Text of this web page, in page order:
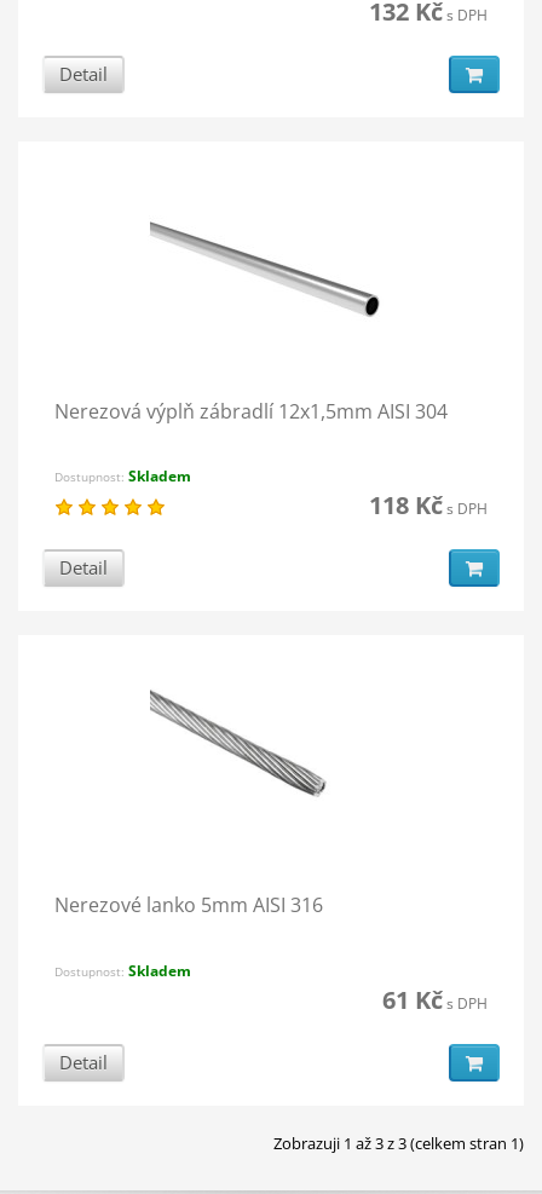
132 Kčs DPH
Detail
Nerezová výplň zábradlí 12x1,5mm AISI 304
Dostupnost: Skladem
118 Kčs DPH
Detail
Nerezové lanko 5mm AISI 316
Dostupnost: Skladem
61 Kčs DPH
Detail
Zobrazuji 1 až 3 z 3 (celkem stran 1)